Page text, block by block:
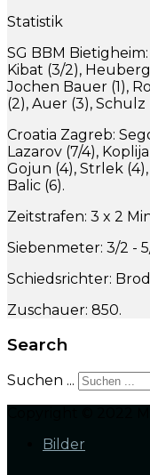
Statistik
SG BBM
Kibat (3/2),
Jochen Bauer (1),
(2), Auer (3), Schulz
Croatia Zagreb:
Lazarov (7/4),
Gojun (4), Strlek (4),
Balic (6).
Zeitstrafen: 3 x 2
Siebenmeter: 3/2 -
Schiedsrichter:
Zuschauer: 850.
Search
Suchen ...
Bilder